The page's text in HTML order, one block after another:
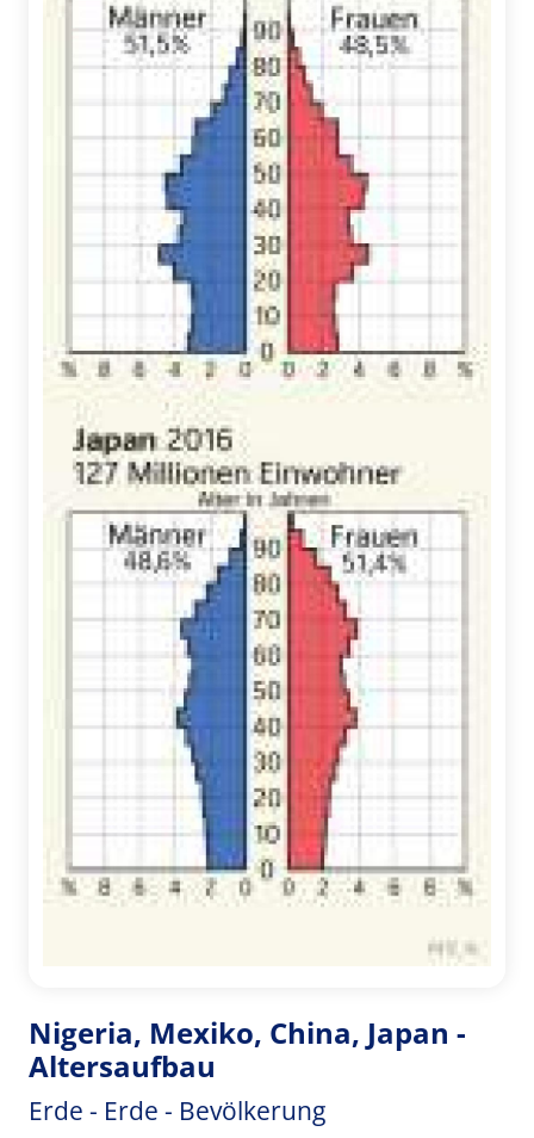
Nigeria, Mexiko, China, Japan -
Altersaufbau
Erde - Erde - Bevölkerung